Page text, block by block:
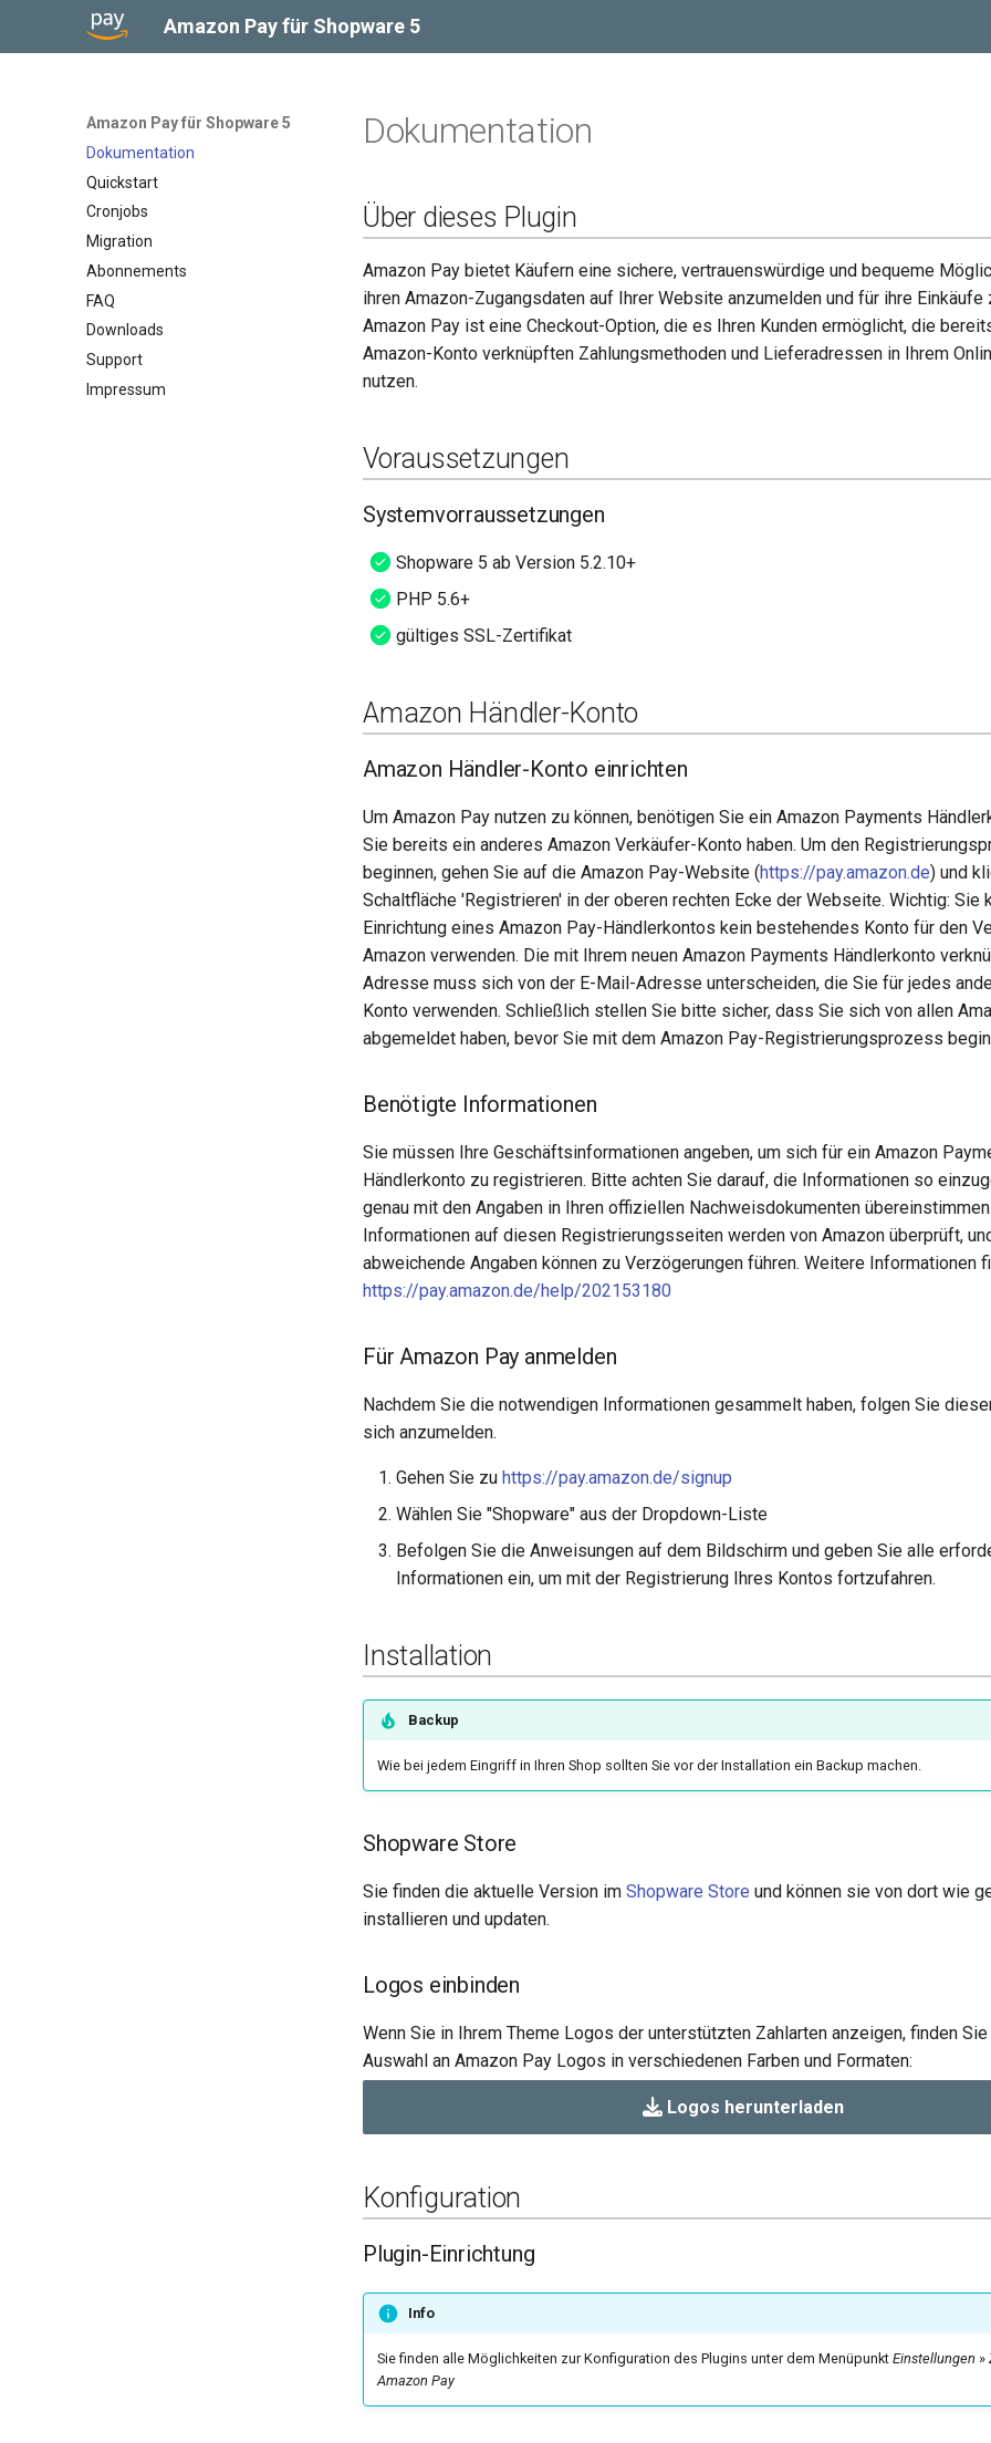
Amazon Pay für Shopware 5
Amazon Pay für Shopware 5
Dokumentation
Quickstart
Cronjobs
Migration
Abonnements
FAQ
Downloads
Support
Impressum
Dokumentation
Über dieses Plugin
Amazon Pay bietet Käufern eine sichere, vertrauenswürdige und bequeme
ihren Amazon-Zugangsdaten auf Ihrer Website anzumelden und für ihre Einkäufe
Amazon Pay ist eine Checkout-Option, die es Ihren Kunden ermöglicht, die
Amazon-Konto verknüpften Zahlungsmethoden und Lieferadressen in Ihrem
nutzen.
Voraussetzungen
Systemvorraussetzungen
Shopware 5 ab Version 5.2.10+
PHP 5.6+
gültiges SSL-Zertifikat
Amazon Händler-Konto
Amazon Händler-Konto einrichten
Um Amazon Pay nutzen zu können, benötigen Sie ein Amazon Payments
Sie bereits ein anderes Amazon Verkäufer-Konto haben. Um den
beginnen, gehen Sie auf die Amazon Pay-Website (https://pay.amazon.de) und
Schaltfläche 'Registrieren' in der oberen rechten Ecke der Webseite. Wichtig: Sie
Einrichtung eines Amazon Pay-Händlerkontos kein bestehendes Konto für den
Amazon verwenden. Die mit Ihrem neuen Amazon Payments Händlerkonto
Adresse muss sich von der E-Mail-Adresse unterscheiden, die Sie für jedes
Konto verwenden. Schließlich stellen Sie bitte sicher, dass Sie sich von allen
abgemeldet haben, bevor Sie mit dem Amazon Pay-Registrierungsprozess
Benötigte Informationen
Sie müssen Ihre Geschäftsinformationen angeben, um sich für ein Amazon
Händlerkonto zu registrieren. Bitte achten Sie darauf, die Informationen so
genau mit den Angaben in Ihren offiziellen Nachweisdokumenten
Informationen auf diesen Registrierungsseiten werden von Amazon überprüft,
abweichende Angaben können zu Verzögerungen führen. Weitere Informationen
https://pay.amazon.de/help/202153180
Für Amazon Pay anmelden
Nachdem Sie die notwendigen Informationen gesammelt haben, folgen Sie
sich anzumelden.
Gehen Sie zu https://pay.amazon.de/signup
Wählen Sie "Shopware" aus der Dropdown-Liste
Befolgen Sie die Anweisungen auf dem Bildschirm und geben Sie alle
Informationen ein, um mit der Registrierung Ihres Kontos fortzufahren.
Installation
Backup
Wie bei jedem Eingriff in Ihren Shop sollten Sie vor der Installation ein Backup machen.
Shopware Store
Sie finden die aktuelle Version im Shopware Store und können sie von dort wie
installieren und updaten.
Logos einbinden
Wenn Sie in Ihrem Theme Logos der unterstützten Zahlarten anzeigen, finden
Auswahl an Amazon Pay Logos in verschiedenen Farben und Formaten:
Logos herunterladen
Konfiguration
Plugin-Einrichtung
Info
Sie finden alle Möglichkeiten zur Konfiguration des Plugins unter dem Menüpunkt Einstellungen »
Amazon Pay